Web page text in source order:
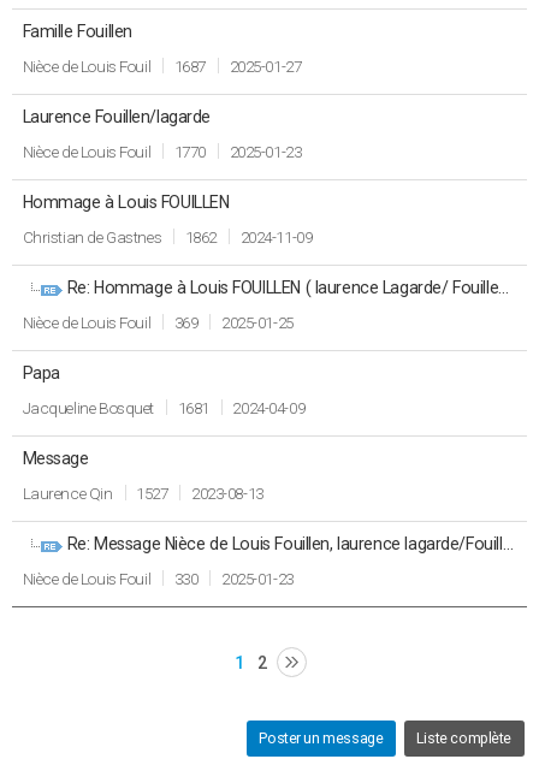
Famille Fouillen
Nièce de Louis Fouil
1687 2025-01-27
Laurence Fouillen/lagarde
Nièce de Louis Fouil
1770 2025-01-23
Hommage à Louis FOUILLEN
Christian de Gastnes
1862 2024-11-09
Re: Hommage à Louis FOUILLEN ( laurence Lagarde/ Fouillen laurence, nièce)
Nièce de Louis Fouil
369 2025-01-25
Papa
Jacqueline Bosquet
1681 2024-04-09
Message
Laurence Qin
1527 2023-08-13
Re: Message Nièce de Louis Fouillen, laurence lagarde/Fouillen
Nièce de Louis Fouil
330 2025-01-23
1 2
Poster un message Liste complète